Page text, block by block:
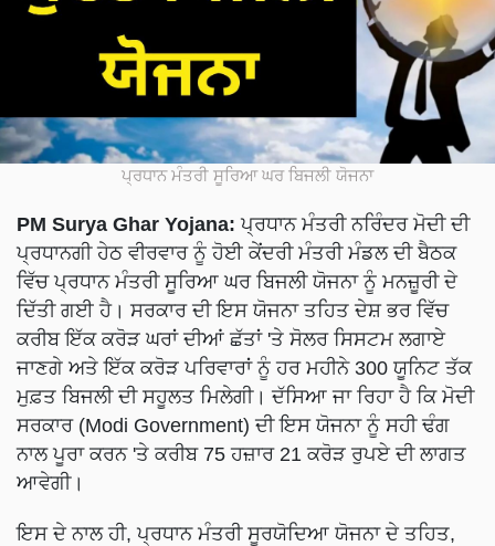
ਪ੍ਰਧਾਨ ਮੰਤਰੀ ਸੂਰਿਆ ਘਰ ਬਿਜਲੀ ਯੋਜਨਾ
PM Surya Ghar Yojana: ਪ੍ਰਧਾਨ ਮੰਤਰੀ ਨਰਿੰਦਰ ਮੋਦੀ ਦੀ
ਪ੍ਰਧਾਨਗੀ ਹੇਠ ਵੀਰਵਾਰ ਨੂੰ ਹੋਈ ਕੇਂਦਰੀ ਮੰਤਰੀ ਮੰਡਲ ਦੀ ਬੈਠਕ
ਵਿੱਚ ਪ੍ਰਧਾਨ ਮੰਤਰੀ ਸੂਰਿਆ ਘਰ ਬਿਜਲੀ ਯੋਜਨਾ ਨੂੰ ਮਨਜ਼ੂਰੀ ਦੇ
ਦਿੱਤੀ ਗਈ ਹੈ। ਸਰਕਾਰ ਦੀ ਇਸ ਯੋਜਨਾ ਤਹਿਤ ਦੇਸ਼ ਭਰ ਵਿੱਚ
ਕਰੀਬ ਇੱਕ ਕਰੋੜ ਘਰਾਂ ਦੀਆਂ ਛੱਤਾਂ 'ਤੇ ਸੋਲਰ ਸਿਸਟਮ ਲਗਾਏ
ਜਾਣਗੇ ਅਤੇ ਇੱਕ ਕਰੋੜ ਪਰਿਵਾਰਾਂ ਨੂੰ ਹਰ ਮਹੀਨੇ 300 ਯੂਨਿਟ ਤੱਕ
ਮੁਫ਼ਤ ਬਿਜਲੀ ਦੀ ਸਹੂਲਤ ਮਿਲੇਗੀ। ਦੱਸਿਆ ਜਾ ਰਿਹਾ ਹੈ ਕਿ ਮੋਦੀ
ਸਰਕਾਰ (Modi Government) ਦੀ ਇਸ ਯੋਜਨਾ ਨੂੰ ਸਹੀ ਢੰਗ
ਨਾਲ ਪੂਰਾ ਕਰਨ 'ਤੇ ਕਰੀਬ 75 ਹਜ਼ਾਰ 21 ਕਰੋੜ ਰੁਪਏ ਦੀ ਲਾਗਤ
ਆਵੇਗੀ।
ਇਸ ਦੇ ਨਾਲ ਹੀ, ਪ੍ਰਧਾਨ ਮੰਤਰੀ ਸੂਰਯੋਦਿਆ ਯੋਜਨਾ ਦੇ ਤਹਿਤ,